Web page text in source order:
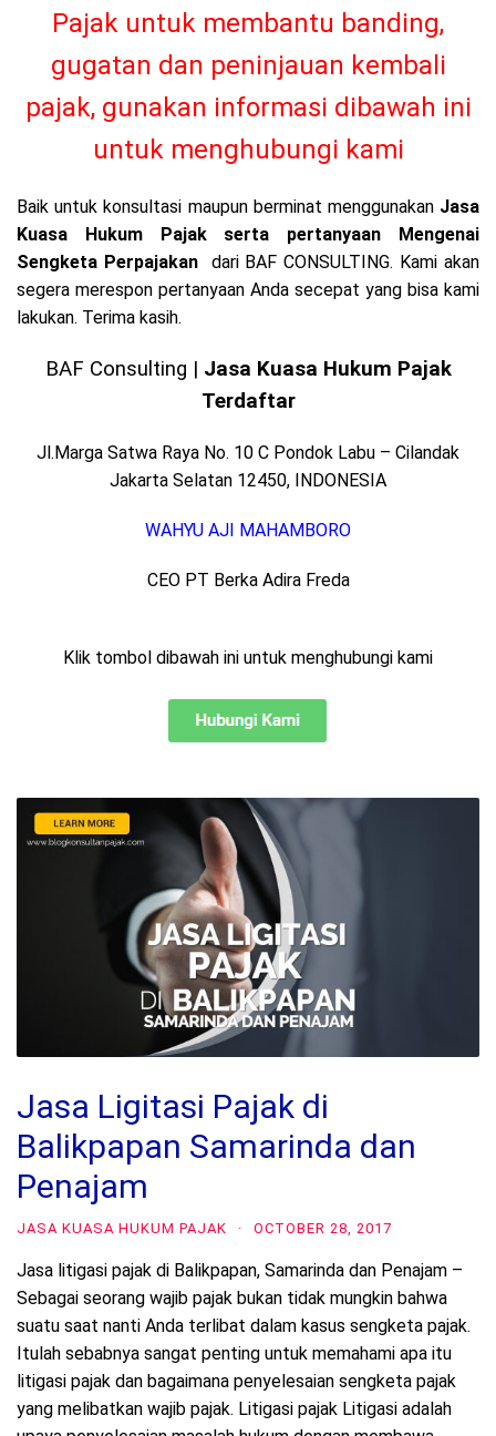
Pajak untuk membantu banding,
gugatan dan peninjauan kembali
pajak, gunakan informasi dibawah ini
untuk menghubungi kami
Baik untuk konsultasi maupun berminat menggunakan Jasa
Kuasa Hukum Pajak serta pertanyaan Mengenai
Sengketa Perpajakan
dari BAF CONSULTING. Kami akan
segera merespon pertanyaan Anda secepat yang bisa kami
lakukan. Terima kasih.
BAF Consulting | Jasa Kuasa Hukum Pajak
Terdaftar
Jl.Marga Satwa Raya No. 10 C Pondok Labu – Cilandak
Jakarta Selatan 12450, INDONESIA
WAHYU AJI MAHAMBORO
CEO PT Berka Adira Freda
Klik tombol dibawah ini untuk menghubungi kami
Jasa Ligitasi Pajak di
Balikpapan Samarinda dan
Penajam
JASA KUASA HUKUM PAJAK · OCTOBER 28, 2017
Jasa litigasi pajak di Balikpapan, Samarinda dan Penajam –
Sebagai seorang wajib pajak bukan tidak mungkin bahwa
suatu saat nanti Anda terlibat dalam kasus sengketa pajak.
Itulah sebabnya sangat penting untuk memahami apa itu
litigasi pajak dan bagaimana penyelesaian sengketa pajak
yang melibatkan wajib pajak. Litigasi pajak Litigasi adalah